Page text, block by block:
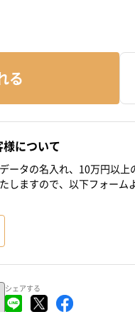
る
について
ータの名入れ、10万円以上
しますので、以下フォーム
シェアする